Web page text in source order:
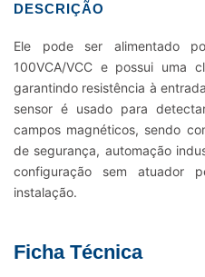
VCC
quantidade
DESCRIÇÃO
Ele pode ser alimentado
100VCA/VCC e possui uma
garantindo resistência à
sensor é usado para
campos magnéticos, sendo
de segurança, automação
configuração sem atuador
instalação.
Ficha Técnica